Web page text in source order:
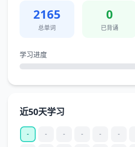
2165
总单词
0
已背诵
学习进度
近50天学习
- - - - - -